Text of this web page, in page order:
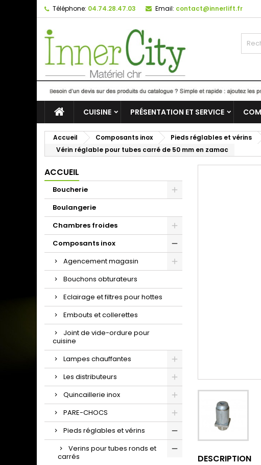
Téléphone: 04.74.28.47.03 Email: contact@innerlift.fr
CUISINE PRÉSENTATION ET SERVICE
Accueil Composants inox Pieds réglables et vérins
Vérin réglable pour tubes carré de 50 mm en zamac
ACCUEIL
Boucherie
Boulangerie
Chambres froides
Composants inox
Agencement magasin
Bouchons obturateurs
Eclairage et filtres pour hottes
Embouts et collerettes
Joint de vide-ordure pour
cuisine
Lampes chauffantes
Les distributeurs
Quincaillerie inox
PARE-CHOCS
Pieds réglables et vérins
Verins pour tubes ronds et
carrés
DESCRIPTION